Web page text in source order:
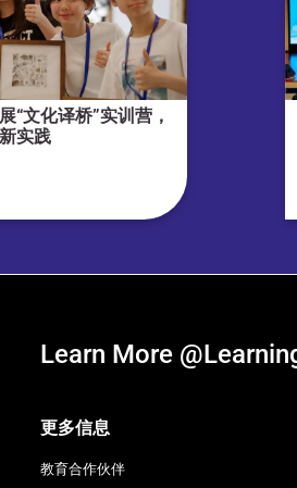
“文化译桥”实训营，
实践
Learn More
更多信息
教育合作伙伴